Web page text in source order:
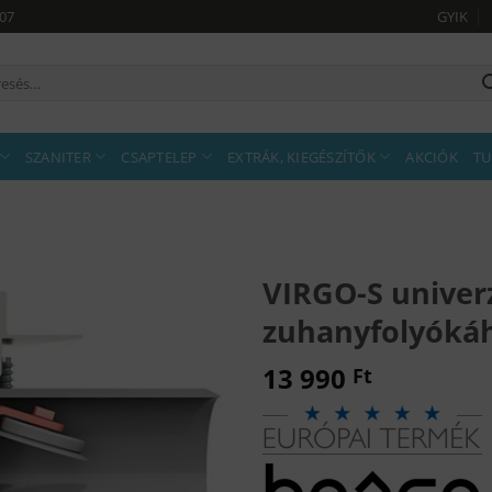
GYIK
SZANITER CSAPTELEP EXTRÁK, KIEGÉSZÍTŐK AKCIÓK
VIRGO-S
13 990 Ft